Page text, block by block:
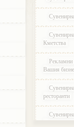
Кметства
Рекламни
Вашия
ресторанти
паркове и